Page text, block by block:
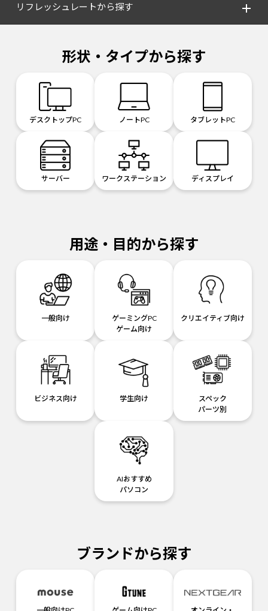
リフレッシュレートから探す
形状・タイプから探す
デスクトップPC ノートPC タブレットPC
サーバー ワークステーション ディスプレイ
用途・目的から探す
一般向け
ゲーミングPC
ゲーム向け
クリエイティブ向け
ビジネス向け 学生向け
スペック
パーツ別
AIおすすめ
パソコン
ブランドから探す